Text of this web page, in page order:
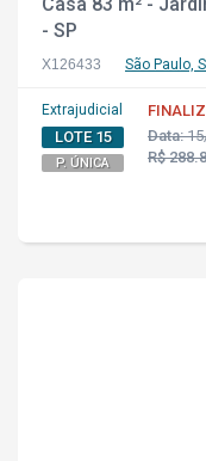
- SP
X126433 São Paulo,
Extrajudicial
LOTE 15
P. ÚNICA
Data:
R$